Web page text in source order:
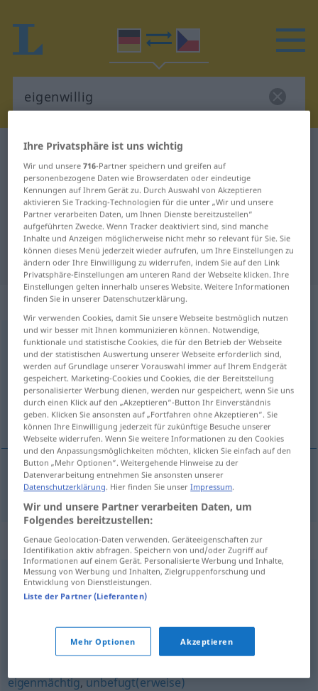
Deutsch-Tschechisch Wörterbuch
Deutsch-Tschechisch Übersetzung
für "eigenwillig"
"eigenwillig" Tschechisch
Übersetzung
„eigenwillig“
eigenwillig
Übersicht aller Übersetzungen
(Für mehr Details die Übersetzung anklicken/antippen)
svévolný
svévolný eigenwillig
Synonyme für "eigenwillig"
individuell,eigensinnig
,ungewohnt,unbequem,kantig (fig.),
ungewöhnlich
eigenmächtig,unbefugt(erweise)
Ihre Privatsphäre ist uns wichtig
Wir und unsere716-Partner speichern und greifen auf
personenbezogene Daten wie Browserdaten oder eindeutige
Kennungen auf Ihrem Gerät zu. Durch Auswahl von Akzeptieren
aktivieren Sie Tracking-Technologien für die unter „Wir und unsere
Partner verarbeiten Daten, um Ihnen Dienste bereitzustellen“
aufgeführten Zwecke. Wenn Tracker deaktiviert sind, sind manche
Inhalte und Anzeigen möglicherweise nicht mehr so relevant für Sie. Sie
können dieses Menü jederzeit wieder aufrufen, um Ihre Einstellungen zu
ändern oder Ihre Einwilligung zu widerrufen, indem Sie auf den Link
Privatsphäre-Einstellungen am unteren Rand der Webseite klicken. Ihre
Einstellungen gelten innerhalb unseres Website. Weitere Informationen
finden Sie in unserer Datenschutzerklärung.
Wir verwenden Cookies, damit Sie unsere Webseite bestmöglich nutzen
und wir besser mit Ihnen kommunizieren können. Notwendige,
funktionale und statistische Cookies, die für den Betrieb der Webseite
und der statistischen Auswertung unserer Webseite erforderlich sind,
werden auf Grundlage unserer Vorauswahl immer auf Ihrem Endgerät
gespeichert. Marketing-Cookies und Cookies, die der Bereitstellung
personalisierter Werbung dienen, werden nur gespeichert, wenn Sie uns
durch einen Klick auf den „Akzeptieren“-Button Ihr Einverständnis
geben. Klicken Sie ansonsten auf „Fortfahren ohne Akzeptieren“. Sie
können Ihre Einwilligung jederzeit für zukünftige Besuche unserer
Webseite widerrufen. Wenn Sie weitere Informationen zu den Cookies
und den Anpassungsmöglichkeiten möchten, klicken Sie einfach auf den
Button „Mehr Optionen“. Weitergehende Hinweise zu der
Datenverarbeitung entnehmen Sie ansonsten unserer
Datenschutzerklärung. Hier finden Sie unserImpressum.
Wir und unsere Partner verarbeiten Daten, um
Folgendes bereitzustellen:
Genaue Geolocation-Daten verwenden. Geräteeigenschaften zur
Identifikation aktiv abfragen. Speichern von und/oder Zugriff auf
Informationen auf einem Gerät. Personalisierte Werbung und Inhalte,
Messung von Werbung und Inhalten, Zielgruppenforschung und
Entwicklung von Dienstleistungen.
Liste der Partner (Lieferanten)
Mehr Optionen Akzeptieren